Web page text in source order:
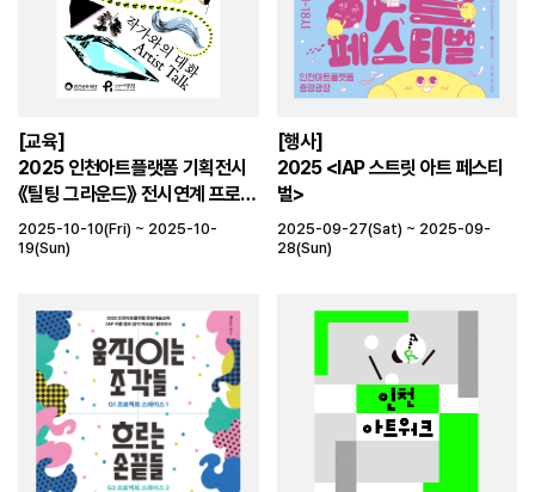
[교육]
2025 인천아트플랫폼 기획전시
《틸팅 그라운드》 전시연계 프로그
램 〈작가와의 대화〉
2025-10-10(Fri) ~ 2025-10-
19(Sun)
[행사]
2025 <IAP 스트릿 아트 페스티
벌>
2025-09-27(Sat) ~ 2025-09-
28(Sun)